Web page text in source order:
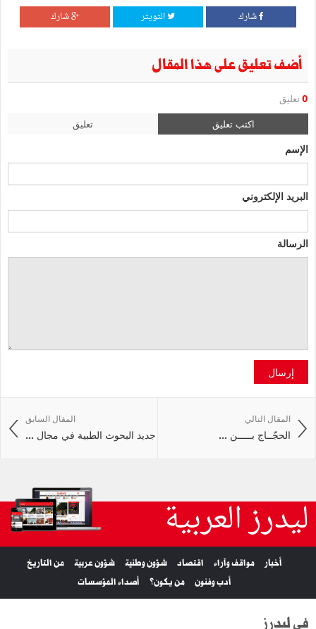
شارك التويتر شارك
أضف تعليق على هذا المقال
0 تعليق
اكتب تعليق تعليق
الإسم
البريد الإلكتروني
الرسالة
إرسال
المقال السابق
جديد البحوث الطبية في مجال ...
المقال التالي
الحجّــاج بـــــن ...
ليدرز العربية
أخبار مواقف وآراء اقتصاد شؤون وطنية شؤون عربية
من التاريخ
أدب وفنون
من يكون؟ أصداء المؤسسات
في ليدرز